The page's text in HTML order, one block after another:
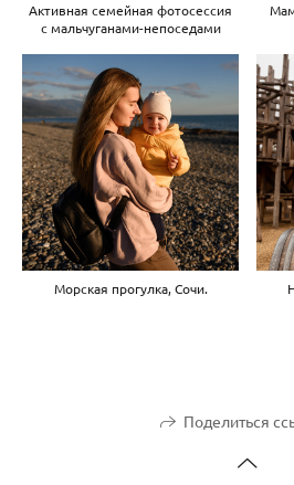
Активная семейная фотосессия
с мальчуганами-непоседами
Морская прогулка, Сочи.
Поделиться